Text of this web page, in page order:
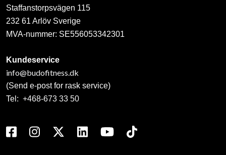
Staffanstorpsvägen 115
232 61 Arlöv Sverige
MVA-nummer: SE556053342301
Kundeservice
info@budofitness.dk
(Send e-post for rask service)
Tel: +468-673 33 50